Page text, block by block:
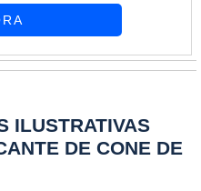
DO
Sendo
de uma
No mercado
ILUSTRATIVAS
DE CONE DE